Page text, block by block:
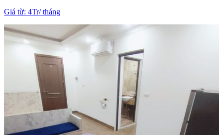
Giá từ: 4Tr/tháng